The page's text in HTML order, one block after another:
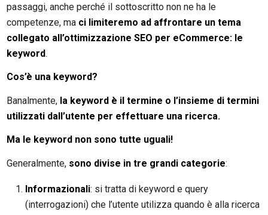
passaggi, anche perché il sottoscritto non ne ha le
competenze, ma ci limiteremo ad affrontare un tema
collegato all’ottimizzazione SEO per eCommerce: le
keyword.
Cos’è una keyword?
Banalmente, la keyword è il termine o l’insieme di termini
utilizzati dall’utente per effettuare una ricerca.
Ma le keyword non sono tutte uguali!
Generalmente, sono divise in tre grandi categorie:
Informazionali: si tratta di keyword e query
(interrogazioni) che l’utente utilizza quando è alla ricerca